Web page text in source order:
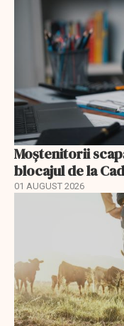
Moștenitorii
blocajul de la
01 AUGUST 2026